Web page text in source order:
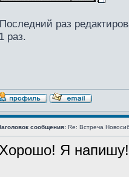
Последний раз
1 раз.
сообщения: Re: Встреча
Хорошо! Я напишу!